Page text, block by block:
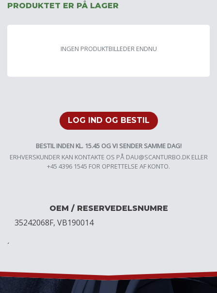
PRODUKTET ER PÅ LAGER
INGEN PRODUKTBILLEDER ENDNU
LOG IND OG BESTIL
BESTIL INDEN KL. 15.45 OG VI SENDER SAMME DAG!
ERHVERSKUNDER KAN KONTAKTE OS PÅ DAU@SCANTURBO.DKELLER
+45 4396 1545 FOR OPRETTELSE AF KONTO.
OEM / RESERVEDELSNUMRE
35242068F, VB190014
´